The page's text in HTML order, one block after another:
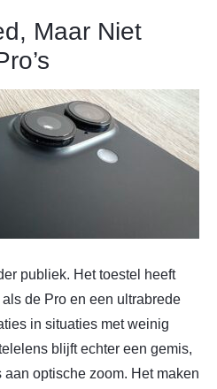
Maar Niet
publiek. Het toestel heeft
de Pro en een ultrabrede
in situaties met weinig
blijft echter een gemis,
optische zoom. Het maken